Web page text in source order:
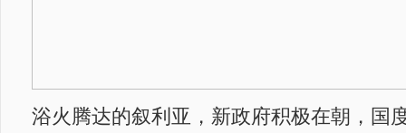
浴火腾达的叙利亚，新政府积极在朝，国